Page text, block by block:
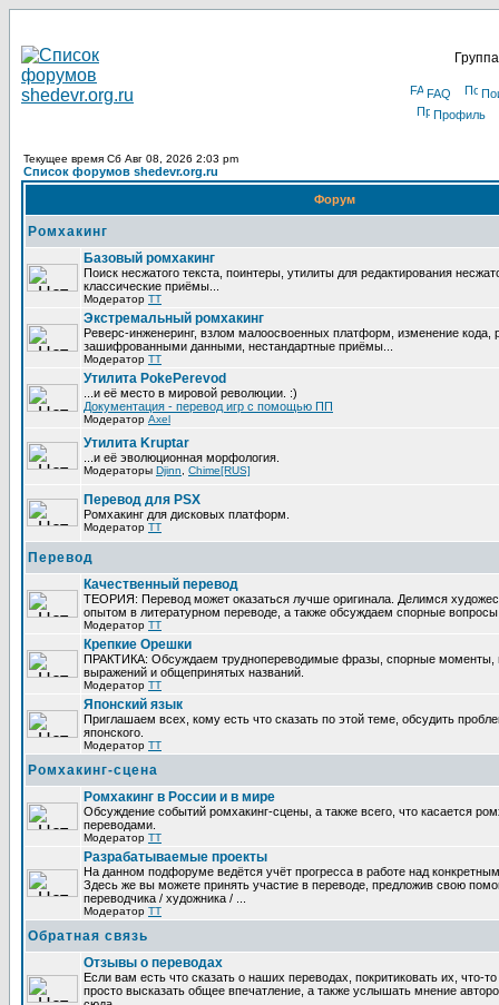
FAQ
Профиль
Текущее время Сб Авг 08, 2026 2:03 pm
Список форумов shedevr.org.ru
Форум
Ромхакинг
Базовый ромхакинг
Поиск несжатого текста, поинтеры, утилиты для редактирования
классические приёмы...
Модератор TT
Экстремальный ромхакинг
Реверс-инженеринг, взлом малоосвоенных платформ, изменение кода,
зашифрованными данными, нестандартные приёмы...
Модератор TT
Утилита PokePerevod
...и её место в мировой революции. :)
Документация - перевод игр с помощью ПП
Модератор Axel
Утилита Kruptar
...и её эволюционная морфология.
Модераторы Djinn Chime[RUS]
Перевод для PSX
Ромхакинг для дисковых платформ.
Модератор TT
Перевод
Качественный перевод
ТЕОРИЯ: Перевод может оказаться лучше оригинала. Делимся
опытом в литературном переводе, а также обсуждаем спорные вопросы
Модератор TT
Крепкие Орешки
ПРАКТИКА: Обсуждаем труднопереводимые фразы, спорные моменты,
выражений и общепринятых названий.
Модератор TT
Японский язык
Приглашаем всех, кому есть что сказать по этой теме, обсудить
японского.
Модератор TT
Ромхакинг-сцена
Ромхакинг в России и в мире
Обсуждение событий ромхакинг-сцены, а также всего, что касается
переводами.
Модератор TT
Разрабатываемые проекты
На данном подфоруме ведётся учёт прогресса в работе над
Здесь же вы можете принять участие в переводе, предложив свою
переводчика / художника / ...
Модератор TT
Обратная связь
Отзывы о переводах
Если вам есть что сказать о наших переводах, покритиковать их, что-
просто высказать общее впечатление, а также услышать мнение